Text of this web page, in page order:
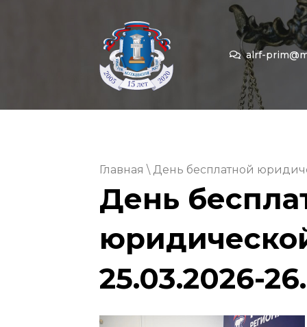
alrf-
Главная \ День бесплатной
День
25.03.2026-